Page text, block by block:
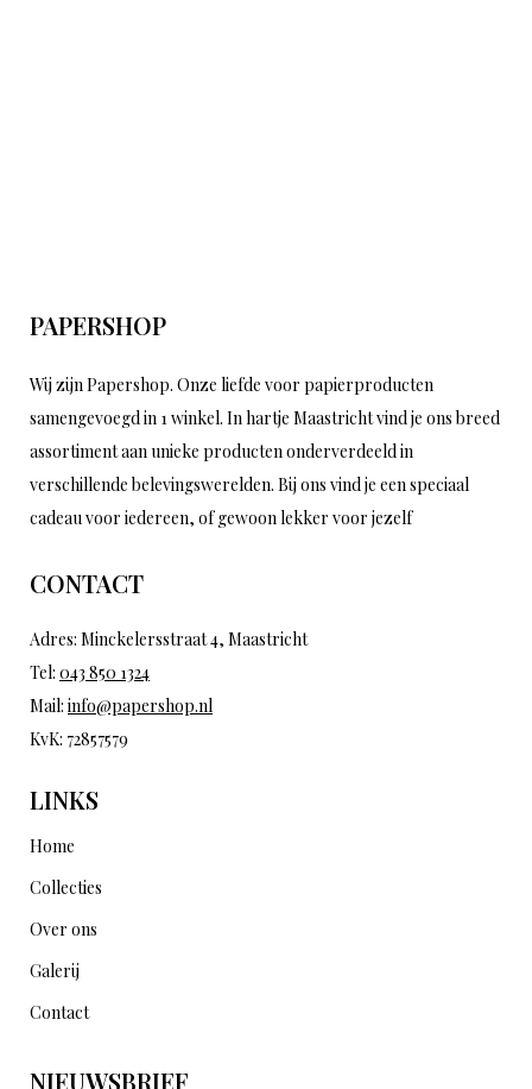
PAPERSHOP
Wij zijn Papershop. Onze liefde voor papierproducten
samengevoegd in 1 winkel. In hartje Maastricht vind je ons breed
assortiment aan unieke producten onderverdeeld in
verschillende belevingswerelden. Bij ons vind je een speciaal
cadeau voor iedereen, of gewoon lekker voor jezelf
CONTACT
Adres: Minckelersstraat 4, Maastricht
Tel: 043 850 1324
Mail: info@papershop.nl
KvK: 72857579
LINKS
Home
Collecties
Over ons
Galerij
Contact
NIEUWSBRIEF